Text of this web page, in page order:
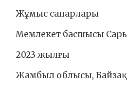
Жұмыс сапарлары
Мемлекет басшысы
2023 жылғы
Жамбыл облысы,